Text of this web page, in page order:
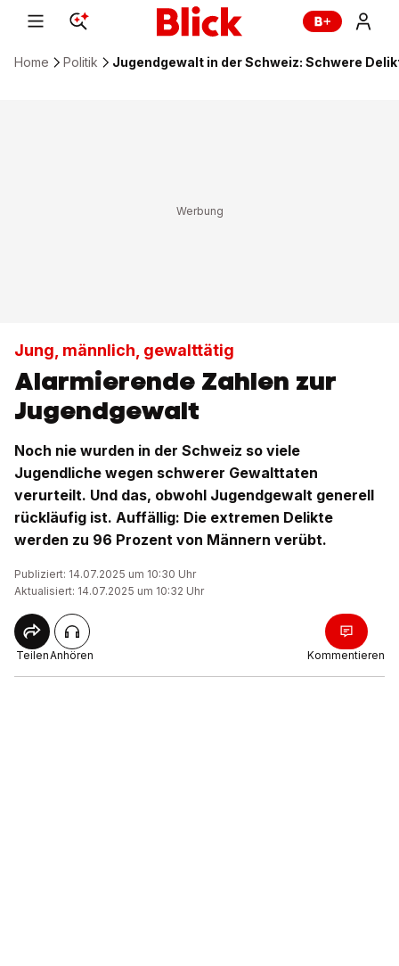
Home Politik Jugendgewalt in der Schweiz: Schwere
Jung, männlich, gewalttätig
Alarmierende Zahlen zur
Jugendgewalt
Noch nie wurden in der Schweiz so viele
Jugendliche wegen schwerer Gewalttaten
verurteilt. Und das, obwohl Jugendgewalt generell
rückläufig ist. Auffällig: Die extremen Delikte
werden zu 96 Prozent von Männern verübt.
Publiziert: 14.07.2025 um 10:30 Uhr
Aktualisiert: 14.07.2025 um 10:32 Uhr
TeilenAnhören Kommentieren